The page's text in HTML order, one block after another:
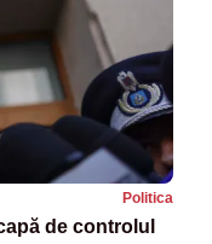
Politica
de controlul